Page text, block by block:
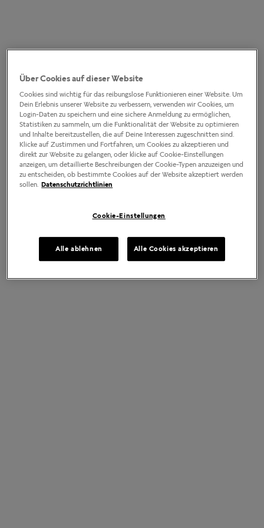
Über Cookies auf dieser Website
Cookies sind wichtig für das reibungslose Funktionieren einer Website. Um
Dein Erlebnis unserer Website zu verbessern, verwenden wir Cookies, um
Login-Daten zu speichern und eine sichere Anmeldung zu ermöglichen,
Statistiken zu sammeln, um die Funktionalität der Website zu optimieren
und Inhalte bereitzustellen, die auf Deine Interessen zugeschnitten sind.
Klicke auf Zustimmen und Fortfahren, um Cookies zu akzeptieren und
direkt zur Website zu gelangen, oder klicke auf Cookie-Einstellungen
anzeigen, um detaillierte Beschreibungen der Cookie-Typen anzuzeigen und
zu entscheiden, ob bestimmte Cookies auf der Website akzeptiert werden
sollen. Datenschutzrichtlinien
Cookie-Einstellungen
Alle ablehnen Alle Cookies akzeptieren